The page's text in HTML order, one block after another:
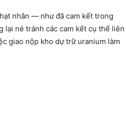
nhân — như đã cam kết trong
lại né tránh các cam kết cụ thể liên
giao nộp kho dự trữ uranium làm